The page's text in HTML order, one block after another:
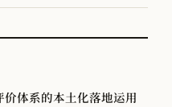
体系的本土化落地运用